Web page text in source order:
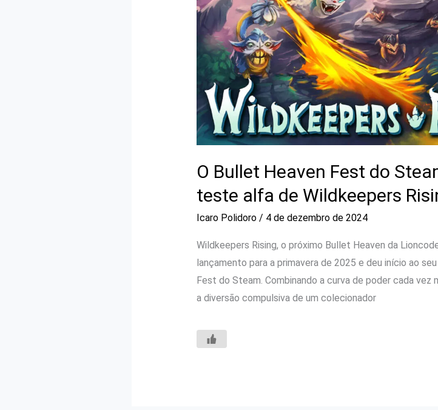
O Bullet Heaven Fest do
teste alfa de Wildkeepers
Icaro Polidoro / 4 de dezembro de 2024
Wildkeepers Rising, o próximo Bullet Heaven da
lançamento para a primavera de 2025 e deu início ao
Fest do Steam. Combinando a curva de poder cada
a diversão compulsiva de um colecionador